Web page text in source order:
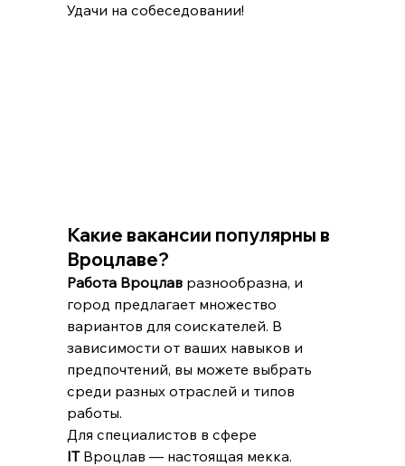
Удачи на собеседовании!
Какие вакансии популярны в
Вроцлаве?
Работа Вроцлав разнообразна, и
город предлагает множество
вариантов для соискателей. В
зависимости от ваших навыков и
предпочтений, вы можете выбрать
среди разных отраслей и типов
работы.
Для специалистов в сфере
IT Вроцлав — настоящая мекка.